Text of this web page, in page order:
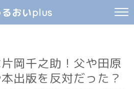
るおいplus
岡千之助！父や田原
出版を反対だった？